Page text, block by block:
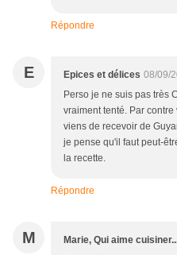
Répondre
E Epices et délices 08/09/
Perso je ne suis pas très
vraiment tenté. Par
viens de recevoir de
je pense qu'il faut peut-
la recette.
Répondre
M Marie, Qui aime